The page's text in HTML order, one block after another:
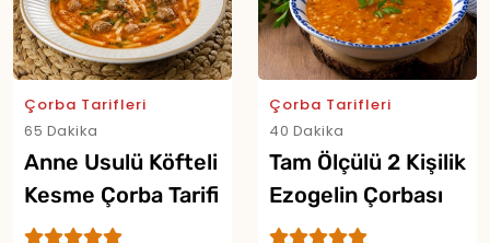
Çorba Tarifleri
65 Dakika
Anne Usulü Köfteli
Kesme Çorba Tarifi
Çorba Tarifleri
40 Dakika
Tam Ölçülü 2 Kişilik
Ezogelin Çorbası
Tarifi